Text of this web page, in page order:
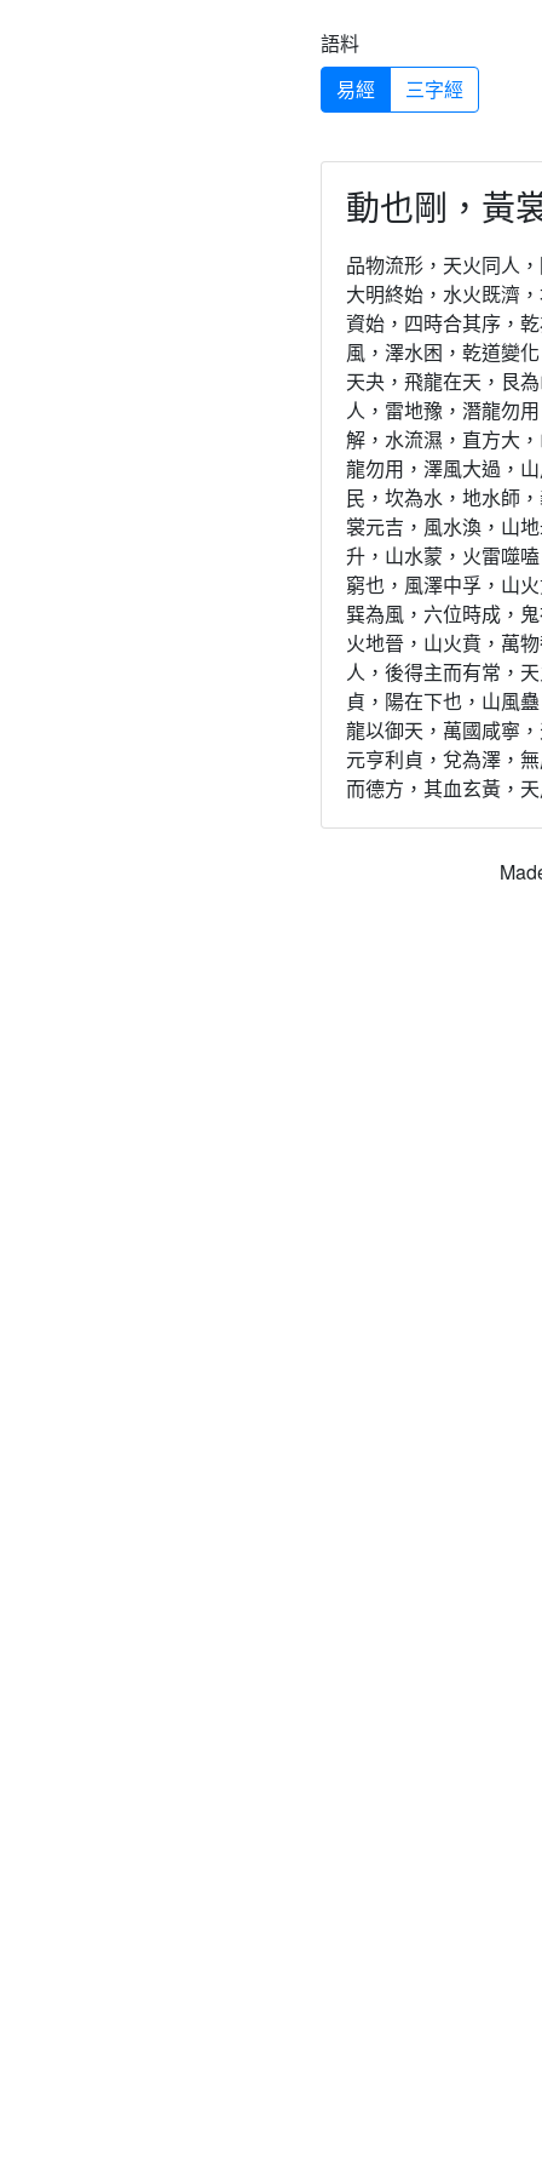
語料
易經
三字經
動也剛，黃
品物流形，天火同人
大明終始，水火既濟
資始，四時合其序，
風，澤水困，乾道變
天夬，飛龍在天，艮
人，雷地豫，潛龍勿
解，水流濕，直方大
龍勿用，澤風大過，
民，坎為水，地水師
裳元吉，風水渙，山
升，山水蒙，火雷噬
窮也，風澤中孚，山
巽為風，六位時成，
火地晉，山火賁，萬
人，後得主而有常，
貞，陽在下也，山風
龍以御天，萬國咸寧
元亨利貞，兌為澤，
而德方，其血玄黃，